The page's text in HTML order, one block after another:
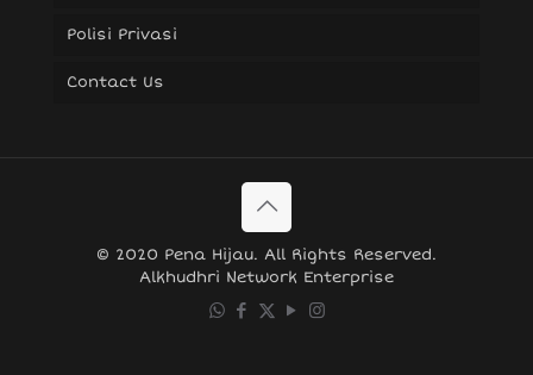
Polisi Privasi
Contact Us
© 2020 Pena Hijau. All Rights Reserved.
Alkhudhri Network Enterprise